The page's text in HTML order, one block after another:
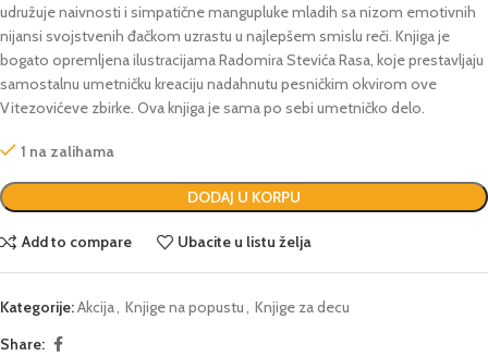
udružuje naivnosti i simpatične mangupluke mladih sa nizom emotivnih
nijansi svojstvenih đačkom uzrastu u najlepšem smislu reči. Knjiga je
bogato opremljena ilustracijama Radomira Stevića Rasa, koje prestavljaju
samostalnu umetničku kreaciju nadahnutu pesničkim okvirom ove
Vitezovićeve zbirke. Ova knjiga je sama po sebi umetničko delo.
1 na zalihama
DODAJ U KORPU
Add to compare Ubacite u listu želja
Kategorije:Akcija, Knjige na popustu, Knjige za decu
Share: